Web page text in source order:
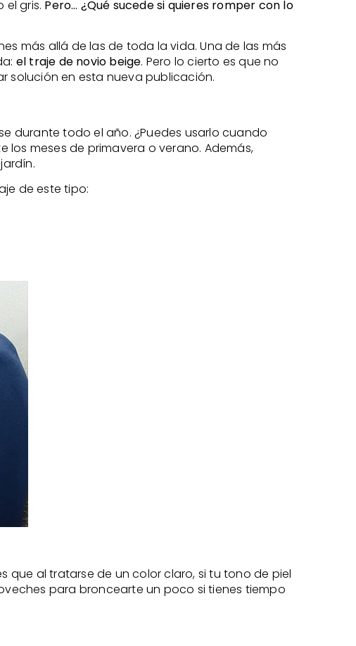
el gris. Pero… ¿Qué sucede si quieres romper con lo
más allá de las de toda la vida. Una de las más
el traje de novio beige. Pero lo cierto es que no
solución en esta nueva publicación.
durante todo el año. ¿Puedes usarlo cuando
meses de primavera o verano. Además,
de este tipo:
que al tratarse de un color claro, si tu tono de piel
para broncearte un poco si tienes tiempo